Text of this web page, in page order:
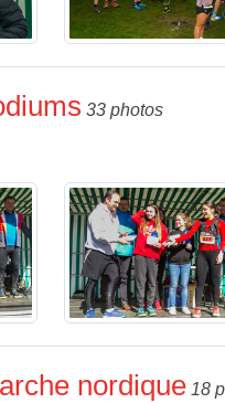
33 photos
nordique 18